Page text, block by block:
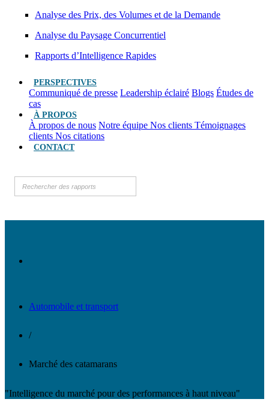
Analyse des Prix, des Volumes et de la Demande
Analyse du Paysage Concurrentiel
Rapports d’Intelligence Rapides
PERSPECTIVES
Communiqué de presse Leadership éclairé Blogs Études de
cas
À PROPOS
À propos de nous Notre équipe Nos clients Témoignages
clients Nos citations
CONTACT
Automobile et transport
/
Marché des catamarans
"Intelligence du marché pour des performances à haut niveau"